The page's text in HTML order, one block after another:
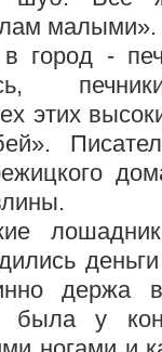
малыми».
город -
этих
держа в
была у